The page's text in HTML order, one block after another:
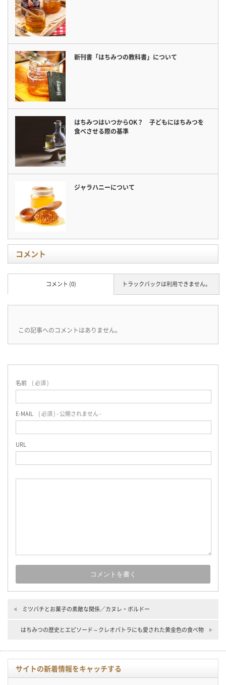
新刊書「はちみつの教科書」について
はちみつはいつからOK？ 子どもにはちみつを
食べさせる際の基準
ジャラハニーについて
コメント
トラックバックは利用できません。
コメント (0)
この記事へのコメントはありません。
名前 ( 必須 )
E-MAIL ( 必須 ) - 公開されません -
URL
ミツバチとお菓子の素敵な関係／カヌレ・ボルドー
はちみつの歴史とエピソード～クレオパトラにも愛された黄金色の食べ物
サイトの新着情報をキャッチする